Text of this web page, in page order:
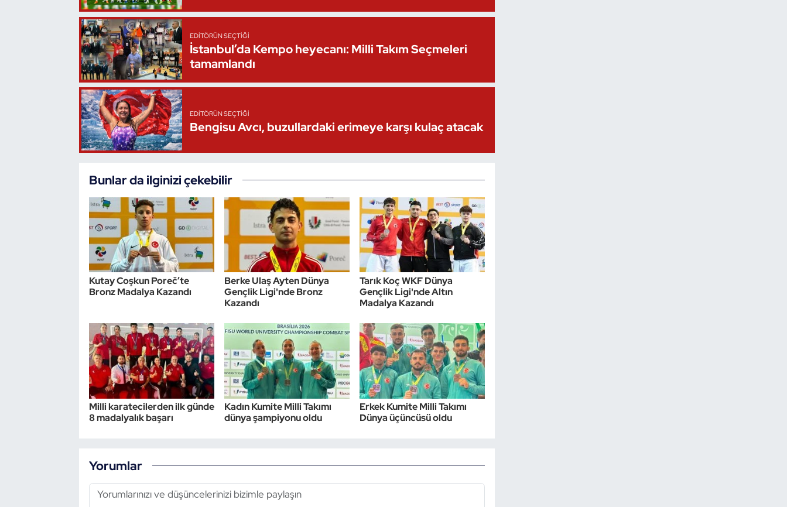
EDITÖRÜN SEÇTIĞI
İstanbul’da Kempo heyecanı: Milli Takım Seçmeleri
tamamlandı
EDITÖRÜN SEÇTIĞI
Bengisu Avcı, buzullardaki erimeye karşı kulaç atacak
Bunlar da ilginizi çekebilir
Kutay Coşkun Poreč’te
Bronz Madalya Kazandı
Berke Ulaş Ayten Dünya
Gençlik Ligi'nde Bronz
Kazandı
Tarık Koç WKF Dünya
Gençlik Ligi'nde Altın
Madalya Kazandı
Milli karatecilerden ilk günde
8 madalyalık başarı
Kadın Kumite Milli Takımı
dünya şampiyonu oldu
Erkek Kumite Milli Takımı
Dünya üçüncüsü oldu
Yorumlar
Vücut Geliştirme Fitness
Wushu Kungfu